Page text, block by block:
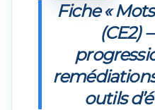
Fiche «
(CE2)
outils